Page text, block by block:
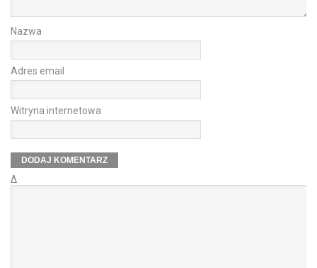
Nazwa
Adres email
Witryna internetowa
Δ